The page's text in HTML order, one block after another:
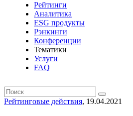
Рейтинги
Аналитика
ESG продукты
Рэнкинги
Конференции
Тематики
Услуги
FAQ
Рейтинговые действия, 19.04.2021